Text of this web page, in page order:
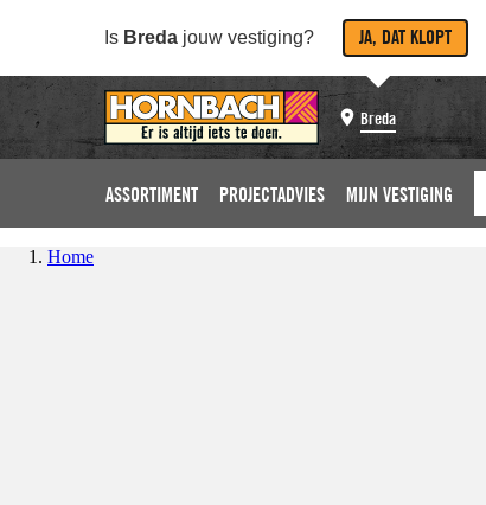
Is Breda jouw vestiging? JA, DAT KLOPT
Breda
ASSORTIMENT PROJECTADVIES MIJN VESTIGING
Home